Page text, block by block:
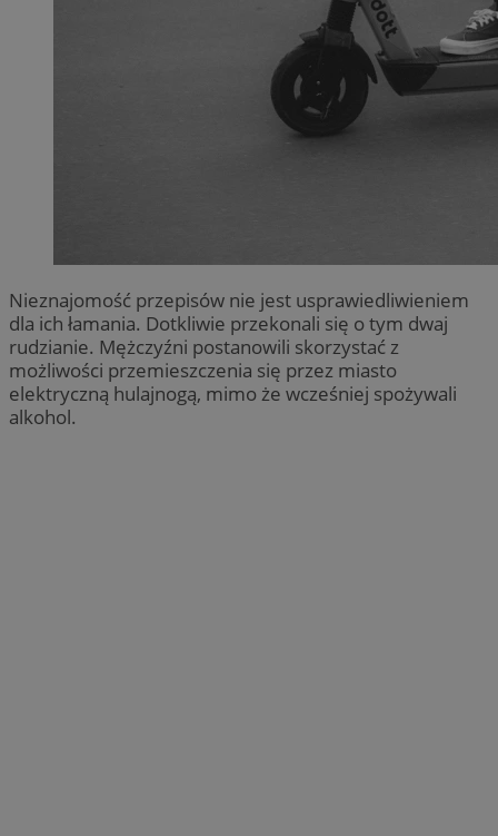
Nieznajomość przepisów nie jest usprawiedliwieniem
dla ich łamania. Dotkliwie przekonali się o tym dwaj
rudzianie. Mężczyźni postanowili skorzystać z
możliwości przemieszczenia się przez miasto
elektryczną hulajnogą, mimo że wcześniej spożywali
alkohol.